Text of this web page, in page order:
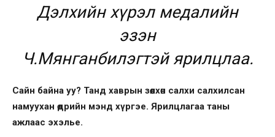
Дэлхийн хүрэл медалийн
эзэн
Ч.Мянганбилэгтэй ярилцлаа.
Сайн байна уу? Танд хаврын зөөлхөн салхи салхилсан
намуухан өдрийн мэнд хүргэе. Ярилцлагаа таны
ажлаас эхэлье.